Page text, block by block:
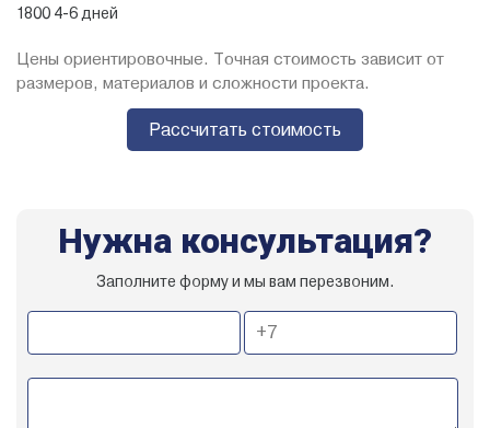
1800 4-6 дней
Цены ориентировочные. Точная стоимость зависит от
размеров, материалов и сложности проекта.
Рассчитать стоимость
Нужна консультация?
Заполните форму и мы вам перезвоним.